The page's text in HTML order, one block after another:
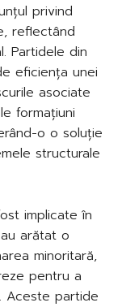
privind
reflectând
Partidele din
eficiența unei
asociate
formațiuni
o o soluție
structurale
implicate în
arătat o
minoritară,
pentru a
Aceste partide